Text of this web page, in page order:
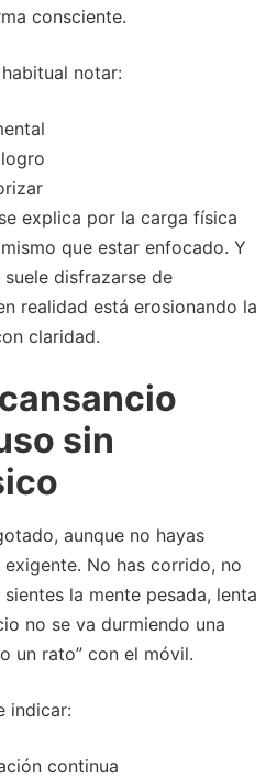
consciente.
notar:
explica por la carga física
que estar enfocado. Y
disfrazarse de
realidad está erosionando la
claridad.
sin
aunque no hayas
No has corrido, no
la mente pesada, lenta
no se va durmiendo una
un rato” con el móvil.
indicar:
continua